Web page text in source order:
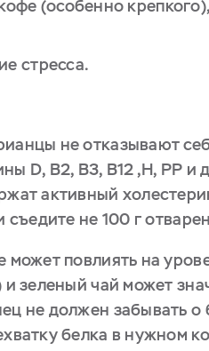
(особенно
стресса.
не отказывают
D, B2, B3, B12 ,H, PP
активный
съедите не 100 г
может повлиять на
зеленый чай может
не должен забывать
белка в нужном